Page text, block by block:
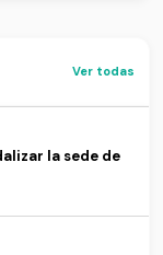
Ver todas
la sede de